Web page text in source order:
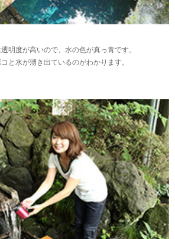
明度が高いので、水の色が真っ青です。
と水が湧き出ているのがわかります。